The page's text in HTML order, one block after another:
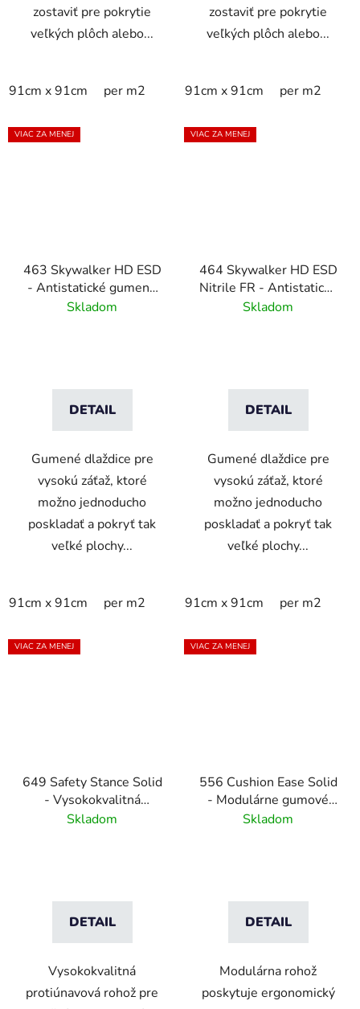
zostaviť pre pokrytie
veľkých plôch alebo...
91cm x 91cm per m2
zostaviť pre pokrytie
veľkých plôch alebo...
91cm x 91cm per m2
VIAC ZA MENEJ
463 Skywalker HD ESD
- Antistatické gumené
dlaždice s bublinovým
Skladom
DETAIL
Gumené dlaždice pre
vysokú záťaž, ktoré
možno jednoducho
poskladať a pokryť tak
veľké plochy...
91cm x 91cm per m2
VIAC ZA MENEJ
464 Skywalker HD ESD
Nitrile FR - Antistatické
nitrilové dlaždice so
Skladom
DETAIL
Gumené dlaždice pre
vysokú záťaž, ktoré
možno jednoducho
poskladať a pokryť tak
veľké plochy...
91cm x 91cm per m2
VIAC ZA MENEJ
649 Safety Stance Solid
- Vysokokvalitná
protiúnavová rohož -
Skladom
DETAIL
Vysokokvalitná
protiúnavová rohož pre
VIAC ZA MENEJ
556 Cushion Ease Solid
- Modulárne gumové
dlaždice pre ťažkú
Skladom
DETAIL
Modulárna rohož
poskytuje ergonomický